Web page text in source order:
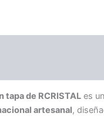
tapa de RCRISTAL es
artesanal,